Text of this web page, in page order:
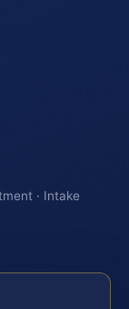
· Intake